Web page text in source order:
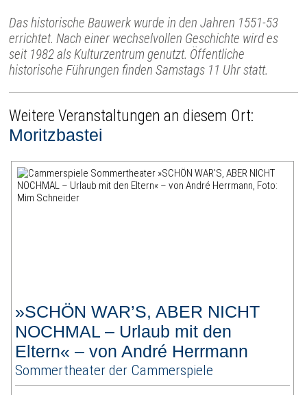
Das historische Bauwerk wurde in den Jahren 1551-53
errichtet. Nach einer wechselvollen Geschichte wird es
seit 1982 als Kulturzentrum genutzt. Öffentliche
historische Führungen finden Samstags 11 Uhr statt.
Weitere Veranstaltungen an diesem Ort:
Moritzbastei
»SCHÖN WAR’S, ABER NICHT
NOCHMAL – Urlaub mit den
Eltern« – von André Herrmann
Sommertheater der Cammerspiele